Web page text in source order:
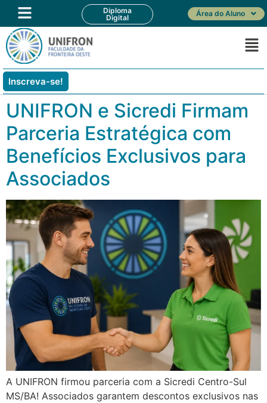
Diploma
Digital
Área do Aluno
Inscreva-se!
UNIFRON e Sicredi Firmam
Parceria Estratégica com
Benefícios Exclusivos para
Associados
A UNIFRON firmou parceria com a Sicredi Centro-Sul
MS/BA! Associados garantem descontos exclusivos nas